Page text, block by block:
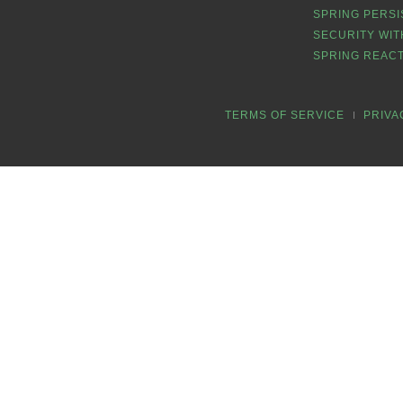
SPRING
SECURITY
SPRING
TERMS OF SERVICE